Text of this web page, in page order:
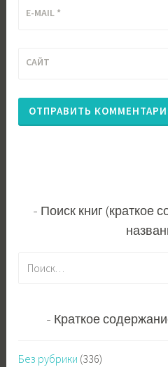
E-MAIL *
САЙТ
Поиск книг (краткое
Краткое
Без рубрики (336)